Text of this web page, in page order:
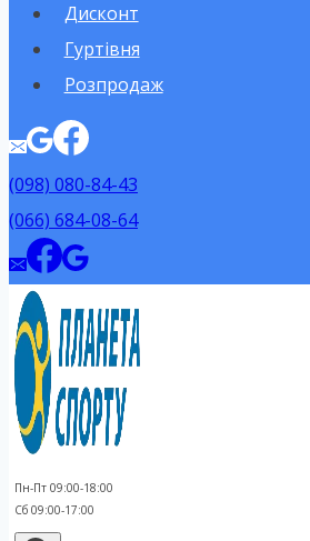
Дисконт
Гуртівня
Розпродаж
(098) 080-84-43
(066) 684-08-64
Пн-Пт 09:00-18:00
Сб 09:00-17:00